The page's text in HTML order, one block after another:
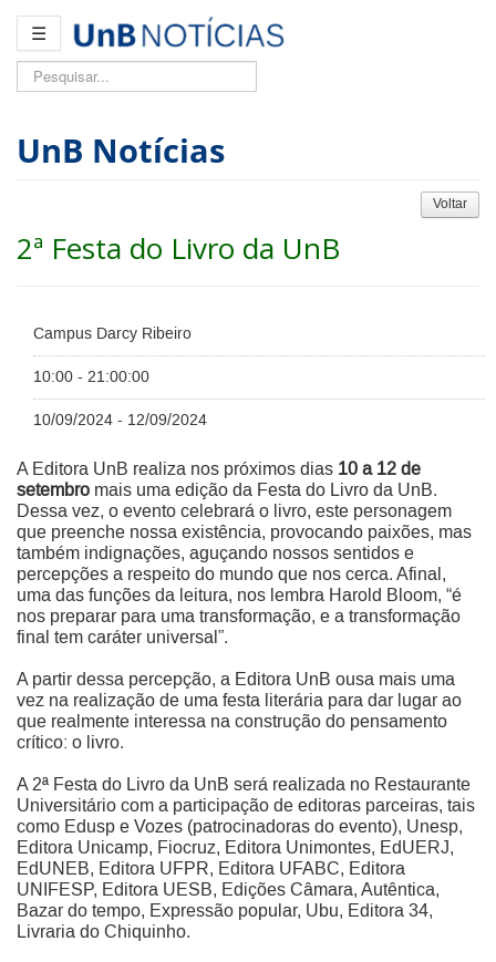
☰
Pesquisar...
UnB Notícias
Voltar
2ª Festa do Livro da UnB
Campus Darcy Ribeiro
10:00 - 21:00:00
10/09/2024 - 12/09/2024
A Editora UnB realiza nos próximos dias 10 a 12 de
setembro mais uma edição da Festa do Livro da UnB.
Dessa vez, o evento celebrará o livro, este personagem
que preenche nossa existência, provocando paixões, mas
também indignações, aguçando nossos sentidos e
percepções a respeito do mundo que nos cerca. Afinal,
uma das funções da leitura, nos lembra Harold Bloom, “é
nos preparar para uma transformação, e a transformação
final tem caráter universal”.
A partir dessa percepção, a Editora UnB ousa mais uma
vez na realização de uma festa literária para dar lugar ao
que realmente interessa na construção do pensamento
crítico: o livro.
A 2ª Festa do Livro da UnB será realizada no Restaurante
Universitário com a participação de editoras parceiras, tais
como Edusp e Vozes (patrocinadoras do evento), Unesp,
Editora Unicamp, Fiocruz, Editora Unimontes, EdUERJ,
EdUNEB, Editora UFPR, Editora UFABC, Editora
UNIFESP, Editora UESB, Edições Câmara, Autêntica,
Bazar do tempo, Expressão popular, Ubu, Editora 34,
Livraria do Chiquinho.